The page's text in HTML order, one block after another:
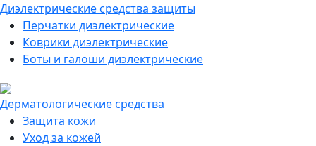
Диэлектрические средства защиты
Перчатки диэлектрические
Коврики диэлектрические
Боты и галоши диэлектрические
Дерматологические средства
Защита кожи
Уход за кожей